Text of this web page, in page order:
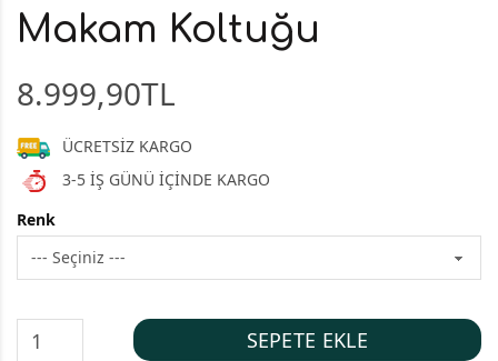
Makam Koltuğu
8.999,90TL
ÜCRETSİZ KARGO
3-5 İŞ GÜNÜ İÇİNDE KARGO
Renk
SEPETE EKLE